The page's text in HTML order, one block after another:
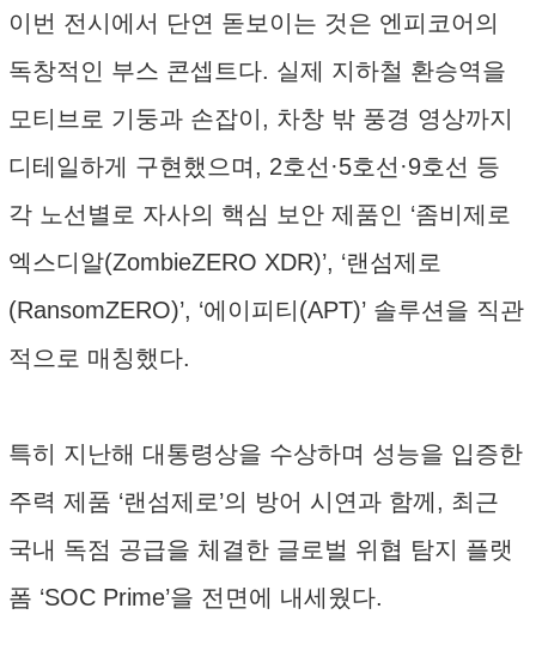
이번 전시에서 단연 돋보이는 것은 엔피코어의
독창적인 부스 콘셉트다. 실제 지하철 환승역을
모티브로 기둥과 손잡이, 차창 밖 풍경 영상까지
디테일하게 구현했으며, 2호선·5호선·9호선 등
각 노선별로 자사의 핵심 보안 제품인 ‘좀비제로
엑스디알(ZombieZERO XDR)’, ‘랜섬제로
(RansomZERO)’, ‘에이피티(APT)’ 솔루션을 직관
적으로 매칭했다.
특히 지난해 대통령상을 수상하며 성능을 입증한
주력 제품 ‘랜섬제로’의 방어 시연과 함께, 최근
국내 독점 공급을 체결한 글로벌 위협 탐지 플랫
폼 ‘SOC Prime’을 전면에 내세웠다.